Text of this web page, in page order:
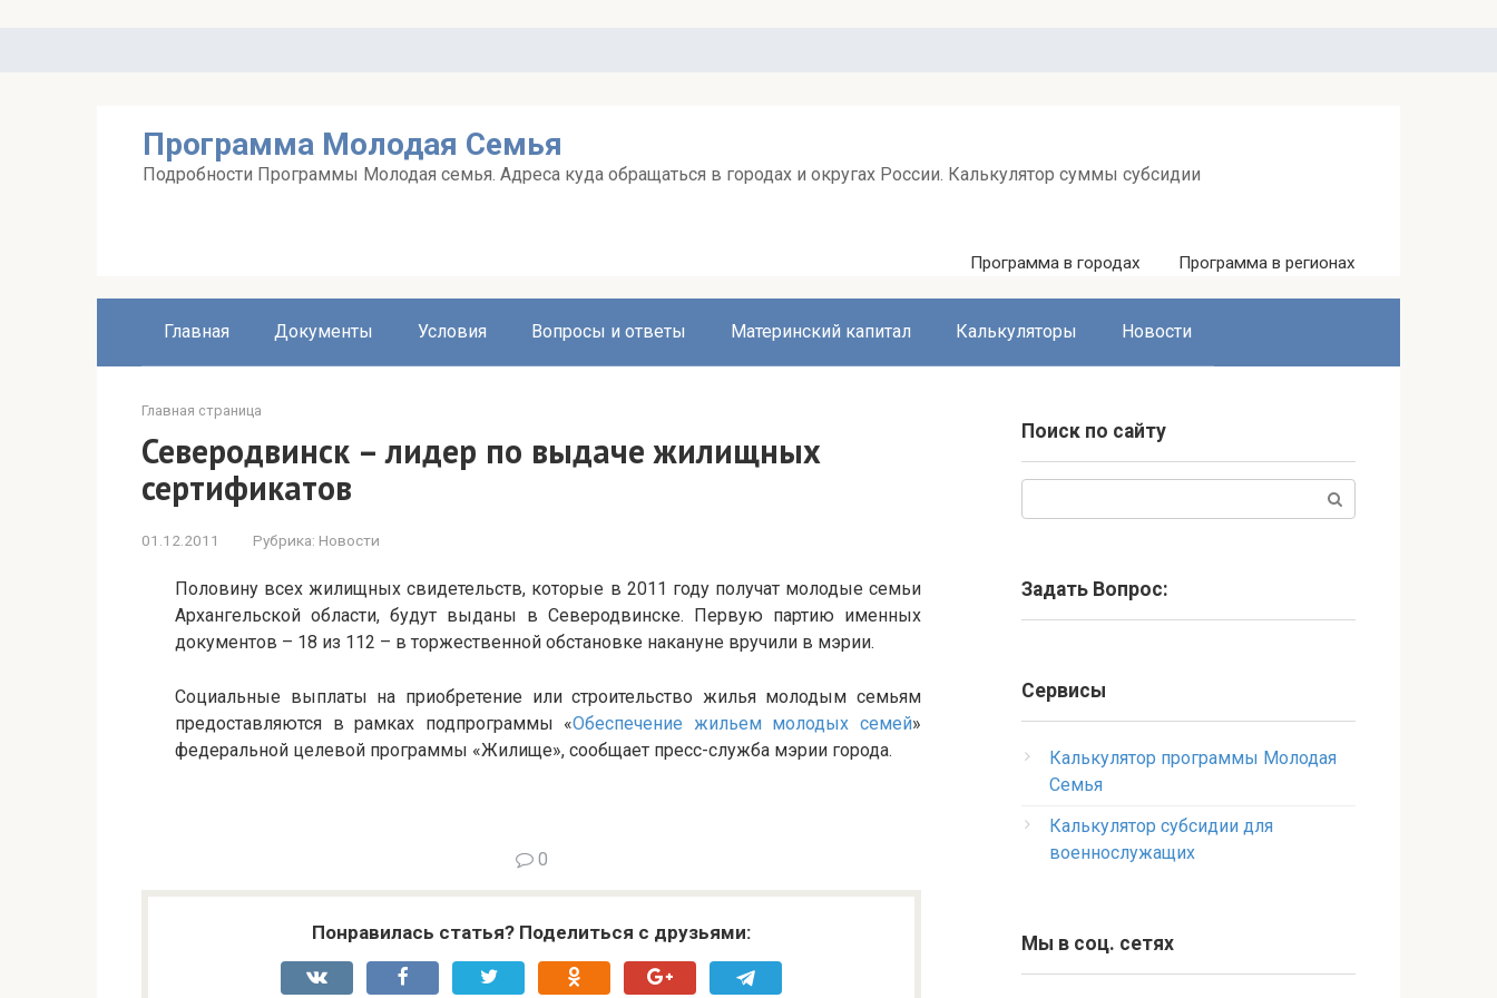
Программа Молодая Семья
Подробности Программы Молодая семья. Адреса куда обращаться в городах и округах России. Калькулятор суммы субсидии
Программа в городах Программа в регионах
Главная Документы Условия Вопросы и ответы Материнский капитал Калькуляторы Новости
Главная страница
Северодвинск – лидер по выдаче жилищных
сертификатов
01.12.2011 Рубрика: Новости
Половину всех жилищных свидетельств, которые в 2011 году получат молодые семьи
Архангельской области, будут выданы в Северодвинске. Первую партию именных
документов – 18 из 112 – в торжественной обстановке накануне вручили в мэрии.
Социальные выплаты на приобретение или строительство жилья молодым семьям
предоставляются в рамках подпрограммы «Обеспечение жильем молодых семей»
федеральной целевой программы «Жилище», сообщает пресс-служба мэрии города.
0
Понравилась статья? Поделиться с друзьями:
Поиск по сайту
Задать Вопрос:
Сервисы
Калькулятор программы Молодая
Семья
Калькулятор субсидии для
военнослужащих
Мы в соц. сетях